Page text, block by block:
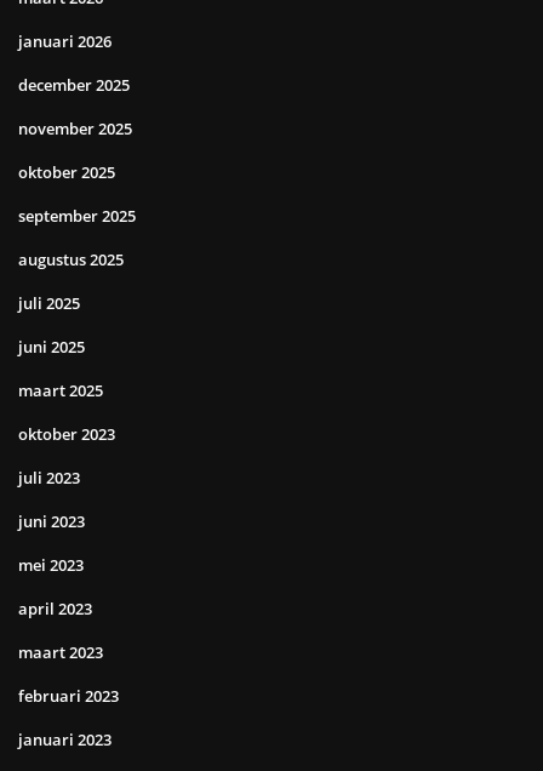
januari 2026
december 2025
november 2025
oktober 2025
september 2025
augustus 2025
juli 2025
juni 2025
maart 2025
oktober 2023
juli 2023
juni 2023
mei 2023
april 2023
maart 2023
februari 2023
januari 2023